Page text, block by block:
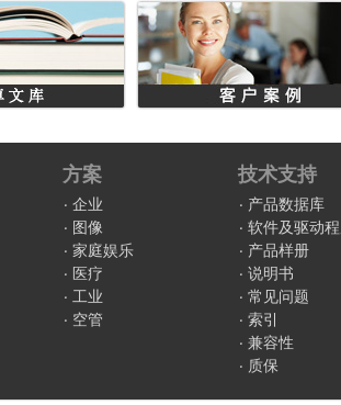
方案
企业
图像
家庭娱乐
医疗
工业
空管
技术支持
产品数据库
软件及驱动
产品样册
说明书
常见问题
索引
兼容性
质保